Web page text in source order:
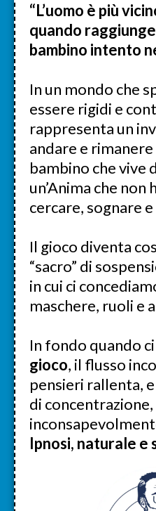
“L’uomo è più
quando
bambino intento
In un mondo che
essere rigidi e
rappresenta un
andare e
bambino che vive
un’Anima che non
cercare, sognare
Il gioco diventa
“sacro” di
in cui ci
maschere, ruoli e
In fondo quando
gioco, il flusso
pensieri rallenta,
di
Ipnosi, naturale e